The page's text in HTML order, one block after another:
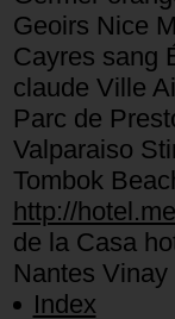
Geoirs Nice
Cayres sang
claude Ville
Parc de
Valparaiso
Tombok
http://
de la Casa
Nantes
Index